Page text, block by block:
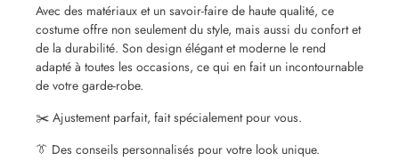
Avec des matériaux et un savoir-faire de haute qualité, ce
costume offre non seulement du style, mais aussi du confort et
de la durabilité. Son design élégant et moderne le rend
adapté à toutes les occasions, ce qui en fait un incontournable
de votre garde-robe.
✂️ Ajustement parfait, fait spécialement pour vous.
👔 Des conseils personnalisés pour votre look unique.